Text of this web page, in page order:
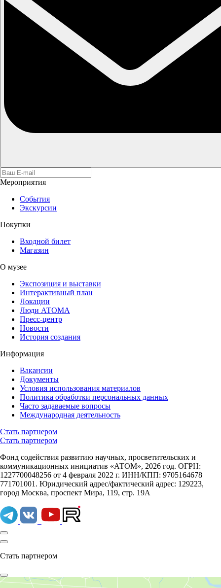
Мероприятия
События
Экскурсии
Покупки
Входной билет
Магазин
О музее
Экспозиция и выставки
Интерактивный план
Локации
Люди АТОМА
Пресс-центр
Новости
История создания
Информация
Вакансии
Документы
Условия использования материалов
Политика обработки персональных данных
Часто задаваемые вопросы
Международная деятельность
Стать партнером
Стать партнером
Фонд содействия развитию научных, просветительских и
коммуникационных инициатив «АТОМ», 2026 год. ОГРН:
1227700048256 от 4 февраля 2022 г. ИНН/КПП: 9705164678
771701001. Юридический адрес/фактический адрес: 129223,
город Москва, проспект Мира, 119, стр. 19А
Стать партнером